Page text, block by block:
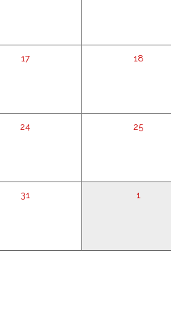
17 18
24 25
31 1